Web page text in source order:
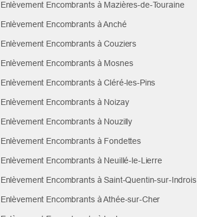
Enlèvement Encombrants à Mazières-de-Touraine
Enlèvement Encombrants à Anché
Enlèvement Encombrants à Couziers
Enlèvement Encombrants à Mosnes
Enlèvement Encombrants à Cléré-les-Pins
Enlèvement Encombrants à Noizay
Enlèvement Encombrants à Nouzilly
Enlèvement Encombrants à Fondettes
Enlèvement Encombrants à Neuillé-le-Lierre
Enlèvement Encombrants à Saint-Quentin-sur-Indrois
Enlèvement Encombrants à Athée-sur-Cher